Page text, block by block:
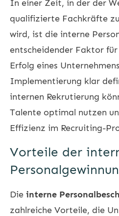
In einer Zeit, in der der
qualifizierte Fachkräfte
wird, ist die interne
entscheidender Faktor
Erfolg eines
Implementierung klar
internen Rekrutierung
Talente optimal nutzen
Effizienz im Recruiting-
Vorteile der
Die interne
zahlreiche Vorteile, die